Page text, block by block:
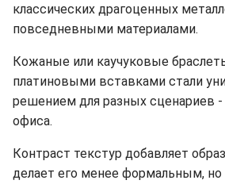
классических драгоценных
повседневными материалами.
Кожаные или каучуковые
платиновыми вставками стали
решением для разных сценариев
офиса.
Контраст текстур добавляет
делает его менее формальным,